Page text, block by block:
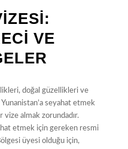
VE
doğal güzellikleri ve
seyahat etmek
almak zorundadır.
etmek için gereken resmi
üyesi olduğu için,